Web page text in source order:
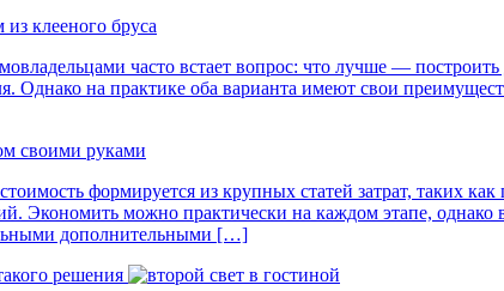
часто встает вопрос: что лучше —
на практике оба варианта имеют свои
формируется из крупных статей затрат, таких
Экономить можно практически на каждом этапе, однако
дополнительными […]
решения